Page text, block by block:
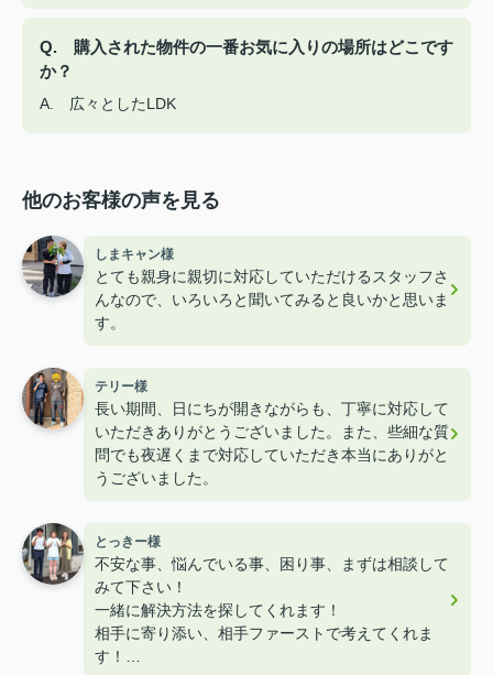
Q. 購入された物件の一番お気に入りの場所はどこです
か？
A. 広々としたLDK
他のお客様の声を見る
しまキャン様
とても親身に親切に対応していただけるスタッフさ
んなので、いろいろと聞いてみると良いかと思いま
す。
テリー様
長い期間、日にちが開きながらも、丁寧に対応して
いただきありがとうございました。また、些細な質
問でも夜遅くまで対応していただき本当にありがと
うございました。
とっきー様
不安な事、悩んでいる事、困り事、まずは相談して
みて下さい！
一緒に解決方法を探してくれます！
相手に寄り添い、相手ファーストで考えてくれま
す！